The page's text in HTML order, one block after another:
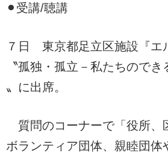
⚫︎受講/聴講
７日 東京都足立区施設『エ
〝孤独・孤立－私たちので
〟に出席。
質問のコーナーで「役所、
ボランティア団体、親睦団体